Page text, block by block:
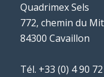
Quadrimex Sels
772, chemin du
84300 Cavaillon
Tél. +33 (0) 4 90